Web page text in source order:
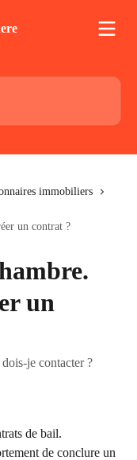
immobiliers
un contrat ?
un
je contacter ?
de bail.
de conclure un